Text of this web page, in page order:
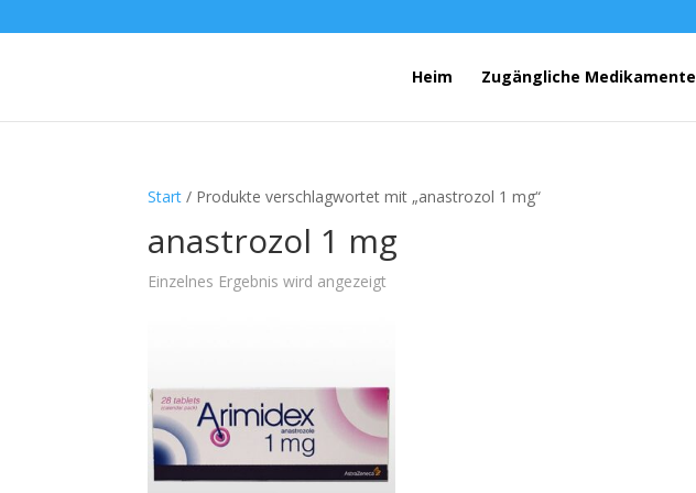
Heim Zugängliche Medikamente
Start / Produkte verschlagwortet mit „anastrozol 1 mg“
anastrozol 1 mg
Einzelnes Ergebnis wird angezeigt